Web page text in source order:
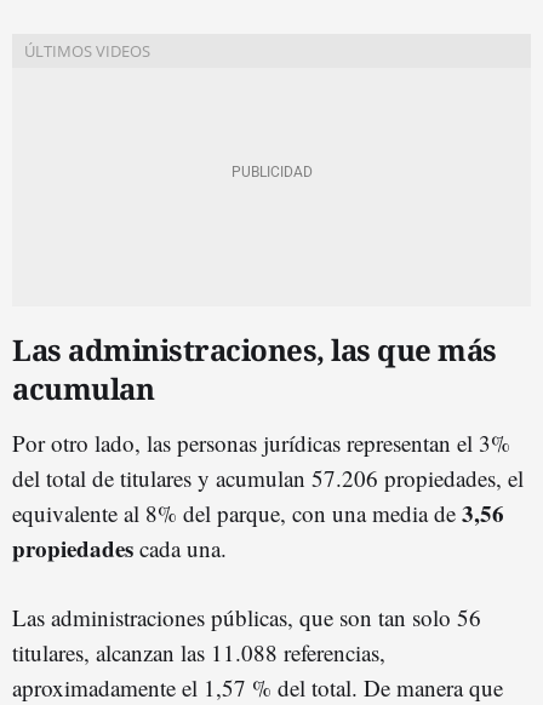
Las administraciones, las que más
acumulan
Por otro lado, las personas jurídicas representan el 3%
del total de titulares y acumulan 57.206 propiedades, el
equivalente al 8% del parque, con una media de 3,56
propiedades cada una.
Las administraciones públicas, que son tan solo 56
titulares, alcanzan las 11.088 referencias,
aproximadamente el 1,57 % del total. De manera que